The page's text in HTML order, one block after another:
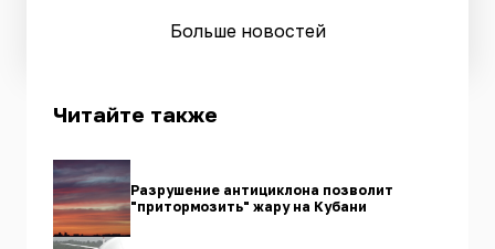
Больше новостей
Читайте также
Разрушение антициклона позволит
"притормозить" жару на Кубани